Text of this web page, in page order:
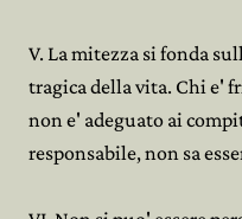
V. La mitezza si fonda
tragica della vita. Chi e'
non e' adeguato ai
responsabile, non sa